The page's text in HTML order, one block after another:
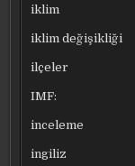
iklim
iklim değişikliği
ilçeler
IMF:
inceleme
ingiliz